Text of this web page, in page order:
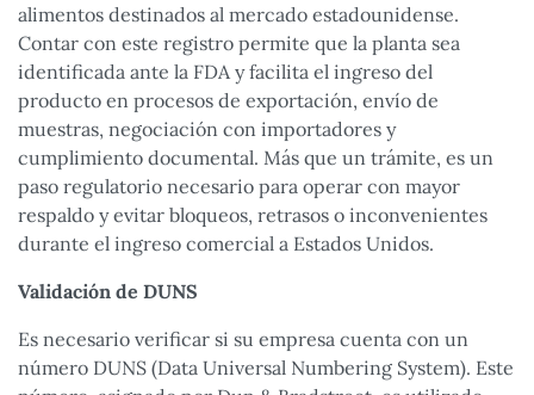
alimentos destinados al mercado estadounidense.
Contar con este registro permite que la planta sea
identificada ante la FDA y facilita el ingreso del
producto en procesos de exportación, envío de
muestras, negociación con importadores y
cumplimiento documental. Más que un trámite, es un
paso regulatorio necesario para operar con mayor
respaldo y evitar bloqueos, retrasos o inconvenientes
durante el ingreso comercial a Estados Unidos.
Validación de DUNS
Es necesario verificar si su empresa cuenta con un
número DUNS (Data Universal Numbering System). Este